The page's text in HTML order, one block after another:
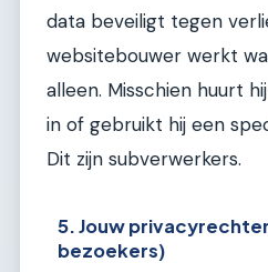
data beveiligt tegen
websitebouwer werkt
alleen. Misschien huurt
in of gebruikt hij een
Dit zijn subverwerkers.
5. Jouw
bezoekers)